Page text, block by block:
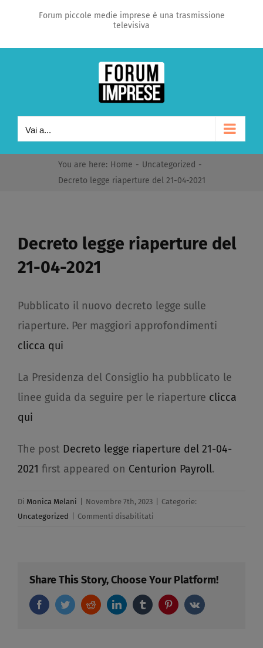
contenuto
Forum piccole medie imprese è una trasmissione
televisiva
Vai a...
You are here: Home - Uncategorized -
Decreto legge riaperture del 21-04-2021
Decreto legge riaperture del
21-04-2021
Pubblicato il nuovo decreto legge sulle
riaperture. Per maggiori approfondimenti
clicca qui
La Presidenza del Consiglio ha pubblicato le
linee guida da seguire per le riaperture clicca
qui
The post Decreto legge riaperture del 21-04-
2021 first appeared on Centurion Payroll.
Di Monica Melani Novembre 7th, 2023
Categorie:
Uncategorized
Commenti disabilitati
del
04-
Share This Story, Choose Your Platform!
FacebookTwitterRedditLinkedInTumblr Pinterest
Vk